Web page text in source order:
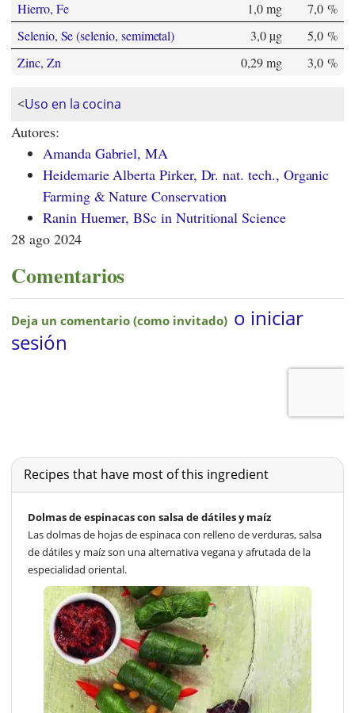
Hierro, Fe 1,0 mg
7,0 %
Selenio, Se (selenio, semimetal)
3,0 µg
5,0 %
Zinc, Zn
0,29 mg 3,0 %
<Uso en la cocina
Autores:
Amanda Gabriel, MA
Heidemarie Alberta Pirker, Dr. nat. tech., Organic
Farming & Nature Conservation
Ranin Huemer, BSc in Nutritional Science
28 ago 2024
Comentarios
Recipes that have most of this ingredient
Dolmas de espinacas con salsa de dátiles y maíz
Las dolmas de hojas de espinaca con relleno de verduras, salsa
de dátiles y maíz son una alternativa vegana y afrutada de la
especialidad oriental.